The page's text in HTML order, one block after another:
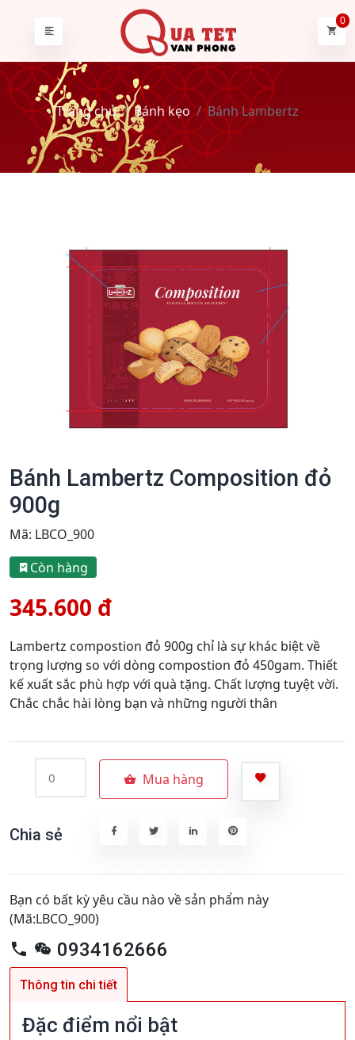
0
Trang chủ Bánh kẹo Bánh Lambertz
Bánh Lambertz Composition đỏ
900g
Mã: LBCO_900
Còn hàng
345.600 đ
Lambertz compostion đỏ 900g chỉ là sự khác biệt về
trọng lượng so với dòng compostion đỏ 450gam. Thiết
kế xuất sắc phù hợp với quà tặng. Chất lượng tuyệt vời.
Chắc chắc hài lòng bạn và những người thân
Mua hàng
Chia sẻ
Bạn có bất kỳ yêu cầu nào về sản phẩm này
(Mã:LBCO_900)
0934162666
Thông tin chi tiết
Đặc điểm nổi bật